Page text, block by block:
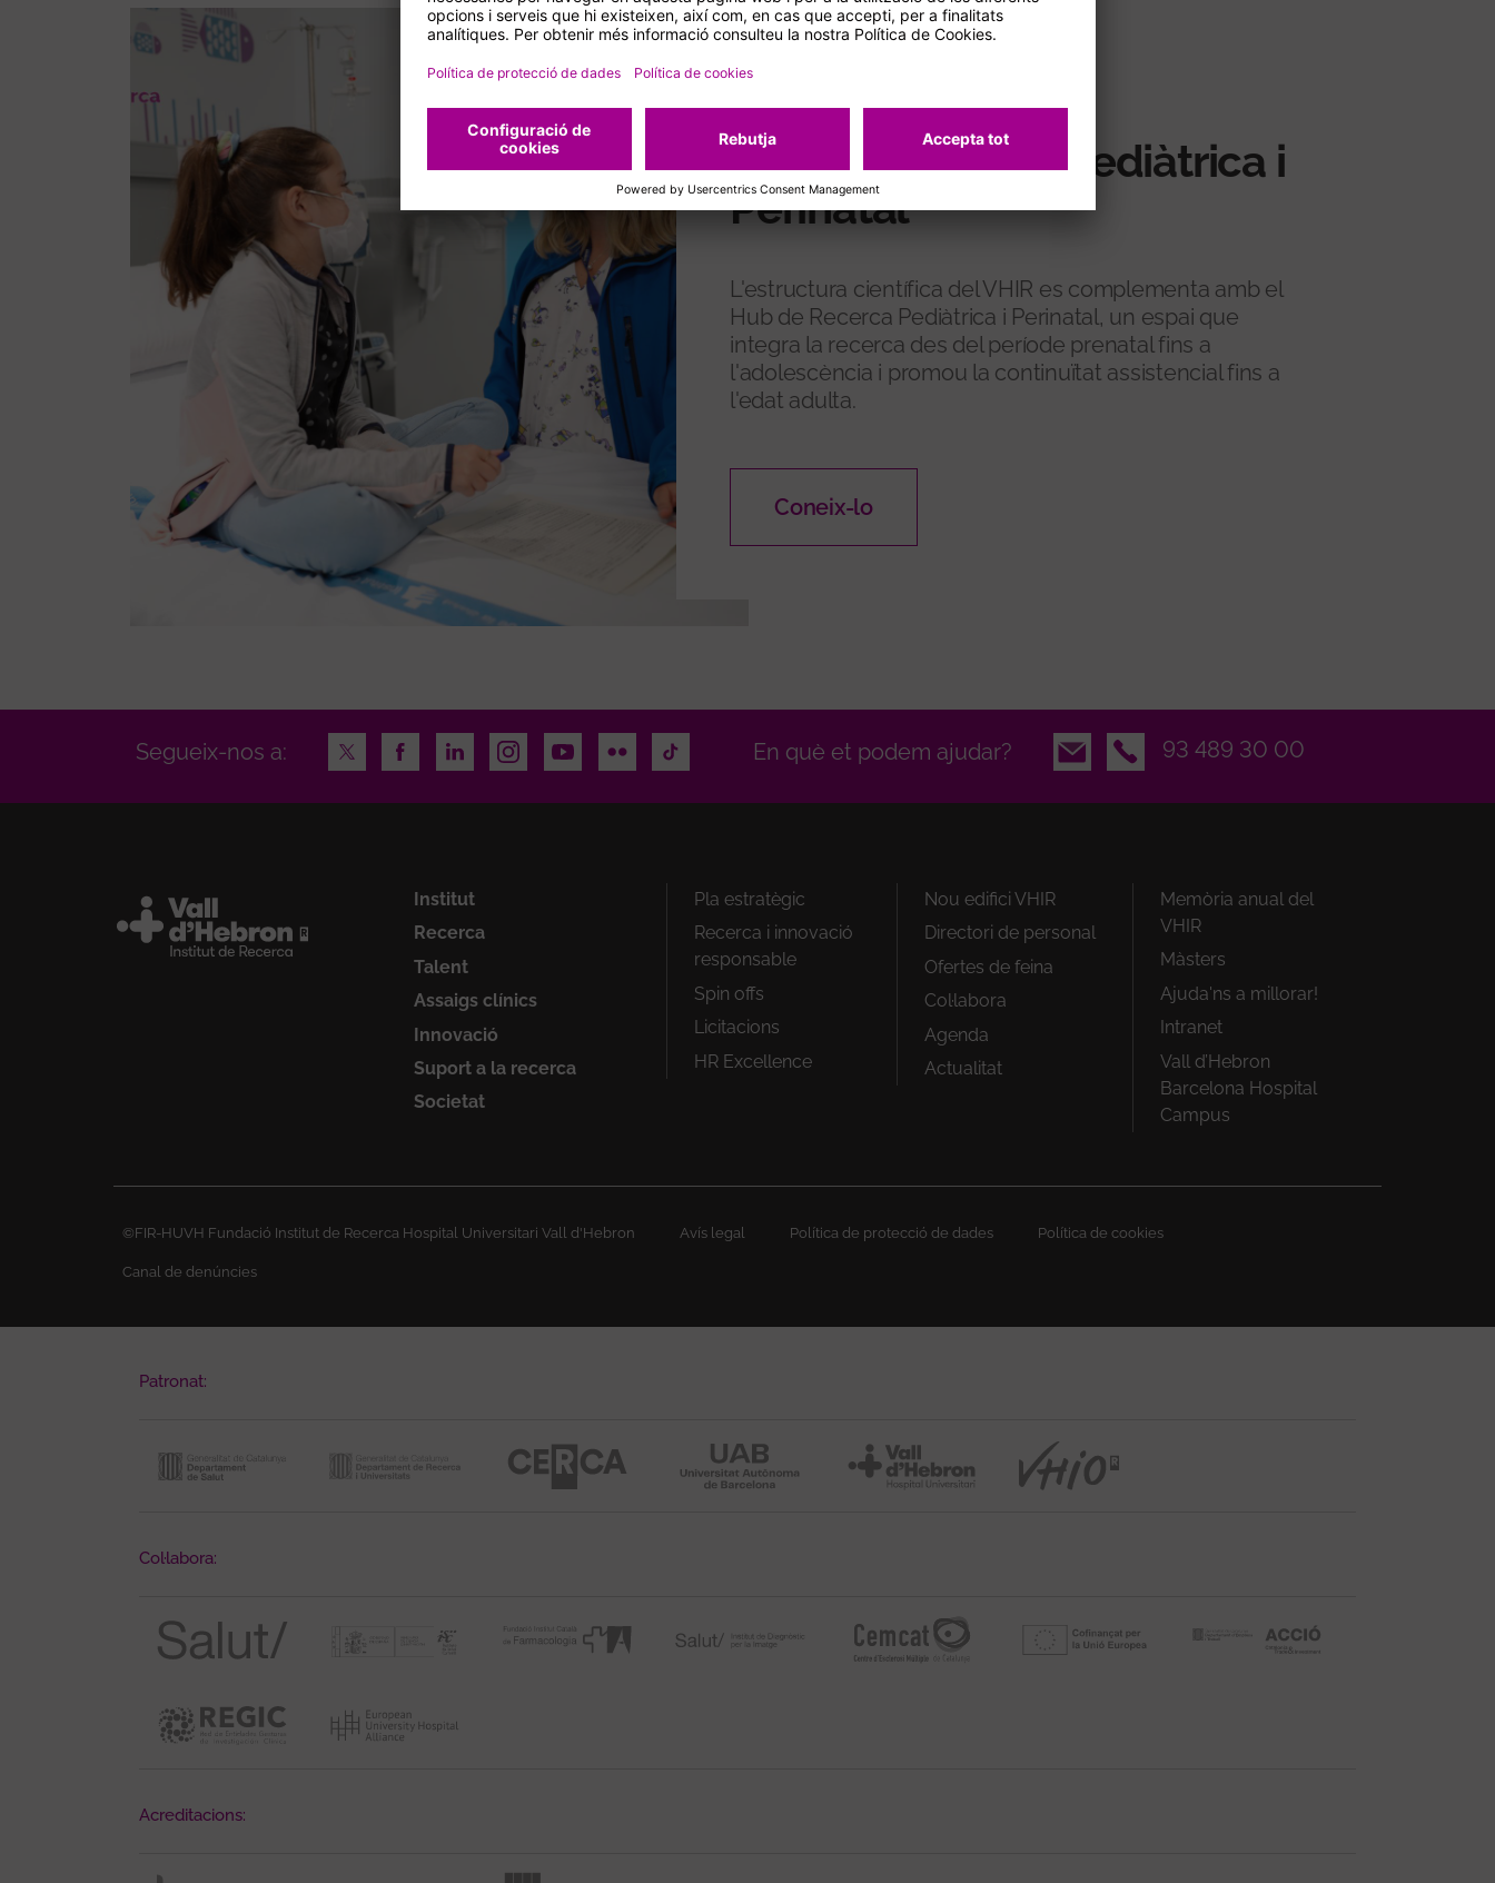
Hub de Recerca Pediàtrica i
Perinatal
L'estructura científica del VHIR es complementa amb el
Hub de Recerca Pediàtrica i Perinatal, un espai que
integra la recerca des del període prenatal fins a
l'adolescència i promou la continuïtat assistencial fins a
l'edat adulta.
Coneix-lo
Segueix-nos a: TwitterFacebookLinkedInInstagramYoutube
Flickr TikTok En què et podem ajudar? Email 93 489 30 00
Institut
Recerca
Talent
Assaigs clínics
Innovació
Suport a la recerca
Societat
Peu
Pla estratègic
Recerca i innovació
responsable
Spin offs
Licitacions
HR Excellence
Nou edifici VHIR
Directori de personal
Ofertes de feina
Col·labora
Agenda
Actualitat
Memòria anual del
VHIR
Màsters
Ajuda'ns a millorar!
Intranet
Vall d’Hebron
Barcelona Hospital
Campus
©FIR-HUVH Fundació Institut de Recerca Hospital Universitari Vall d'Hebron Avís legal Política de protecció de dades Política de cookies
Canal de denúncies
Patronat:
Col·labora:
Acreditacions: